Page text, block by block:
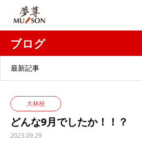
ブログ
最新記事
大林校
どんな9月でしたか！！？
2023.09.29